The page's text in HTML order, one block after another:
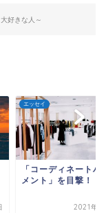
好きな人～
エッセイ
「コーディネートハ
メント」を目撃！
2021年8